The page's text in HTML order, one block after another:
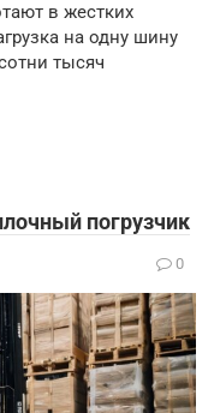
в жестких
на одну шину
тысяч
погрузчик
0